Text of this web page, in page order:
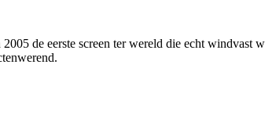
de eerste screen ter wereld die echt windvast